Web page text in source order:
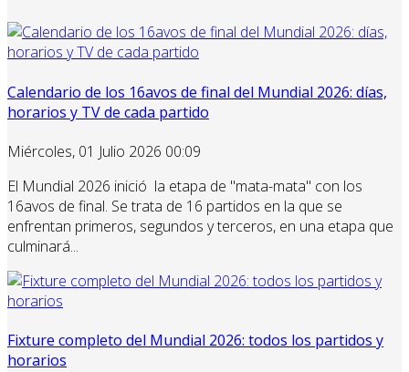
Calendario de los 16avos de final del Mundial 2026: días,
horarios y TV de cada partido
Miércoles, 01 Julio 2026 00:09
El Mundial 2026 inició la etapa de "mata-mata" con los
16avos de final. Se trata de 16 partidos en la que se
enfrentan primeros, segundos y terceros, en una etapa que
culminará...
Fixture completo del Mundial 2026: todos los partidos y
horarios